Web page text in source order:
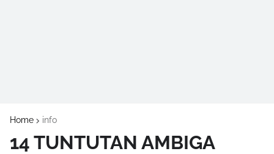
Home info
14 TUNTUTAN AMBIGA